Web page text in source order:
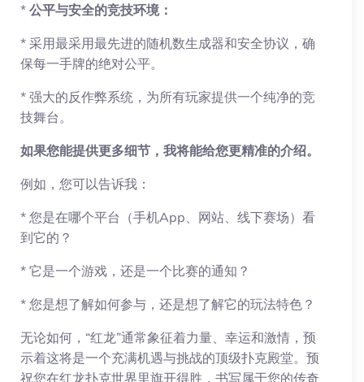
* 公平与安全的竞技环境：
* 采用最采用最先进的随机数生成器和安全协议，确
保每一手牌的绝对公平。
* 强大的反作弊系统，为所有玩家提供一个纯净的竞
技舞台。
如果您能提供更多细节，我将能给您更精准的介绍。
例如，您可以告诉我：
* 您是在哪个平台（手机App、网站、线下赛场）看
到它的？
* 它是一个游戏，还是一个比赛的通知？
* 您是想了解如何参与，还是想了解它的玩法特色？
无论如何，“红龙”通常象征着力量、幸运和激情，预
示着这将是一个充满机遇与挑战的顶级扑克殿堂。预
祝您在红龙扑克世界里旗开得胜，书写属于您的传奇